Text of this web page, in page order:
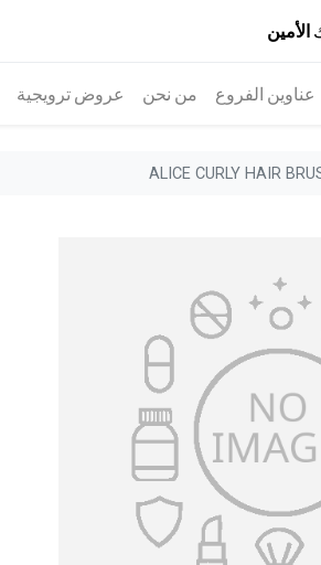
الأمين
عناوين الفروع من نحن عروض ترويجية
ALICE CURLY HAIR